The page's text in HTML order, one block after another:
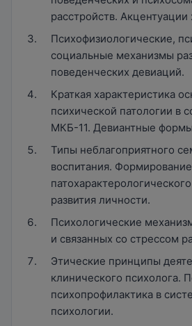
расстройств. Акцентуации
Психофизиологические,
социальные механизмы
поведенческих девиаций.
Краткая характеристика
психической патологии в
МКБ-11. Девиантные
Типы неблагоприятного
воспитания. Формирование
развития личности.
Психологические
и связанных со стрессом
Этические принципы
клинического психолога.
психопрофилактика в
психологии.